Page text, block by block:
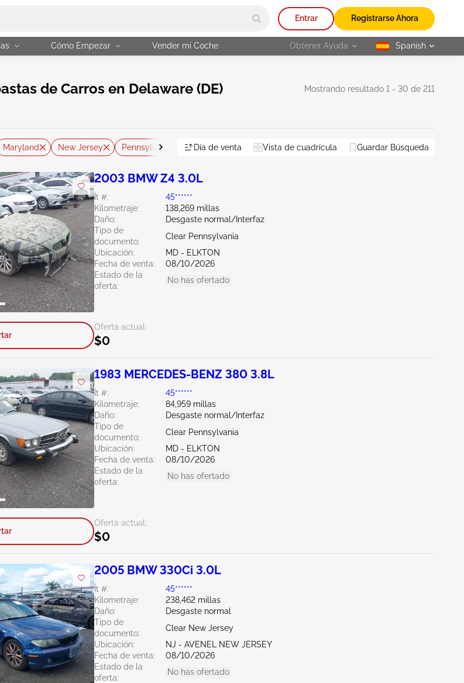
Entrar Registrarse Ahora
Cómo Empezar Vender mi Coche Obtener Ayuda selected
Spanish
de Carros en Delaware (DE) Mostrando resultado 1 - 30 de 211
Maryland New Jersey Pennsylvania Cabrio Restablecer todo
Día de venta Vista de cuadrícula Guardar Búsqueda
2003 BMW Z4 3.0L
Ít #:
45******
Kilometraje:
138,269 millas
Daño:
Desgaste normal/Interfaz
Tipo de
documento:
Clear Pennsylvania
Ubicación:
MD - ELKTON
Fecha de venta:
08/10/2026
Estado de la
oferta:
No has ofertado
Oferta actual:
$0
1983 MERCEDES-BENZ 380 3.8L
Ít #:
45******
Kilometraje:
84,959 millas
Daño:
Desgaste normal/Interfaz
Tipo de
documento:
Clear Pennsylvania
Ubicación:
MD - ELKTON
Fecha de venta:
08/10/2026
Estado de la
oferta:
No has ofertado
Oferta actual:
$0
2005 BMW 330Ci 3.0L
Ít #:
45******
Kilometraje:
238,462 millas
Daño:
Desgaste normal
Tipo de
documento:
Clear New Jersey
Ubicación:
NJ - AVENEL NEW JERSEY
Fecha de venta:
08/10/2026
Estado de la
oferta:
No has ofertado